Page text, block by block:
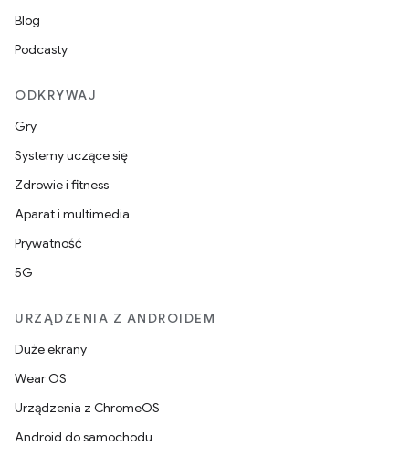
Blog
Podcasty
ODKRYWAJ
Gry
Systemy uczące się
Zdrowie i fitness
Aparat i multimedia
Prywatność
5G
URZĄDZENIA Z ANDROIDEM
Duże ekrany
Wear OS
Urządzenia z ChromeOS
Android do samochodu